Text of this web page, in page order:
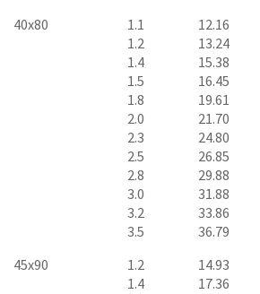
40x80
1.1
1.2
1.4
1.5
1.8
2.0
2.3
2.5
2.8
3.0
3.2
3.5
12.16
13.24
15.38
16.45
19.61
21.70
24.80
26.85
29.88
31.88
33.86
36.79
45x90
1.2
1.4
14.93
17.36